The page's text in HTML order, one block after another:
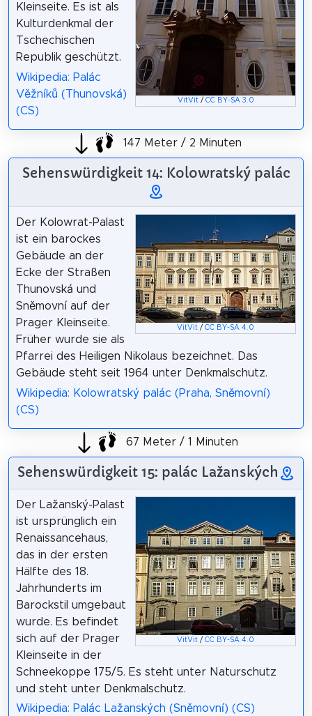
VitVit/ CC BY-SA 3.0
Kleinseite. Es ist als
Kulturdenkmal der
Tschechischen
Republik geschützt.
Wikipedia: Palác
Věžníků (Thunovská)
(CS)
147 Meter / 2 Minuten
Sehenswürdigkeit 14: Kolowratský palác
VitVit /CC BY-SA 4.0
Der Kolowrat-Palast
ist ein barockes
Gebäude an der
Ecke der Straßen
Thunovská und
Sněmovní auf der
Prager Kleinseite.
Früher wurde sie als
Pfarrei des Heiligen Nikolaus bezeichnet. Das
Gebäude steht seit 1964 unter Denkmalschutz.
Wikipedia: Kolowratský palác (Praha, Sněmovní)
(CS)
67 Meter / 1 Minuten
Sehenswürdigkeit 15: palác Lažanských
VitVit /CC BY-SA 4.0
Der Lažanský-Palast
ist ursprünglich ein
Renaissancehaus,
das in der ersten
Hälfte des 18.
Jahrhunderts im
Barockstil umgebaut
wurde. Es befindet
sich auf der Prager
Kleinseite in der
Schneekoppe 175/5. Es steht unter Naturschutz
und steht unter Denkmalschutz.
Wikipedia: Palác Lažanských (Sněmovní) (CS)